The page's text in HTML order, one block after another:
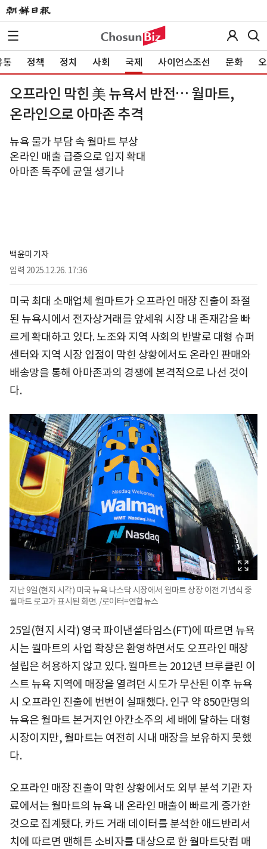
통 정책 정치 사회 국제 사이언스조선 문화
오프라인 막힌 美 뉴욕서 반전… 월마트,
온라인으로 아마존 추격
뉴욕 물가 부담 속 월마트 부상
온라인 매출 급증으로 입지 확대
아마존 독주에 균열 생기나
백윤미 기자
입력 2025.12.26. 17:36
미국 최대 소매업체 월마트가 오프라인 매장 진출이 좌절
된 뉴욕시에서 전자상거래를 앞세워 시장 내 존재감을 빠
르게 확대하고 있다. 노조와 지역 사회의 반발로 대형 슈퍼
센터와 지역 시장 입점이 막힌 상황에서도 온라인 판매와
배송망을 통해 아마존과의 경쟁에 본격적으로 나선 것이
다.
지난 9일(현지 시각) 미국 뉴욕 나스닥 시장에서 월마트 상장 이전 기념식 중
월마트 로고가 표시된 화면. /로이터=연합뉴스
25일(현지 시각) 영국 파이낸셜타임스(FT)에 따르면 뉴욕
시는 월마트의 사업 확장은 환영하면서도 오프라인 매장
설립은 허용하지 않고 있다. 월마트는 2012년 브루클린 이
스트 뉴욕 지역에 매장을 열려던 시도가 무산된 이후 뉴욕
시 오프라인 진출에 번번이 실패했다. 인구 약 850만명의
뉴욕은 월마트 본거지인 아칸소주의 세 배에 달하는 대형
시장이지만, 월마트는 여전히 시내 매장을 보유하지 못했
다.
오프라인 매장 진출이 막힌 상황에서도 외부 분석 기관 자
료에서는 월마트의 뉴욕 내 온라인 매출이 빠르게 증가한
것으로 집계됐다. 카드 거래 데이터를 분석한 애드반리서
치에 따르면 맨해튼 소비자를 대상으로 한 월마트닷컴 매